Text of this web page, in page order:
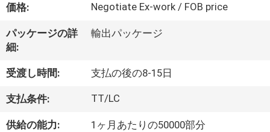
達
に
つ
い
て
価格: Negotiate Ex-work / FOB price
パッケージの詳
細:
輸出パッケージ
受渡し時間: 支払の後の8-15日
支払条件: TT/LC
供給の能力: 1ヶ月あたりの50000部分